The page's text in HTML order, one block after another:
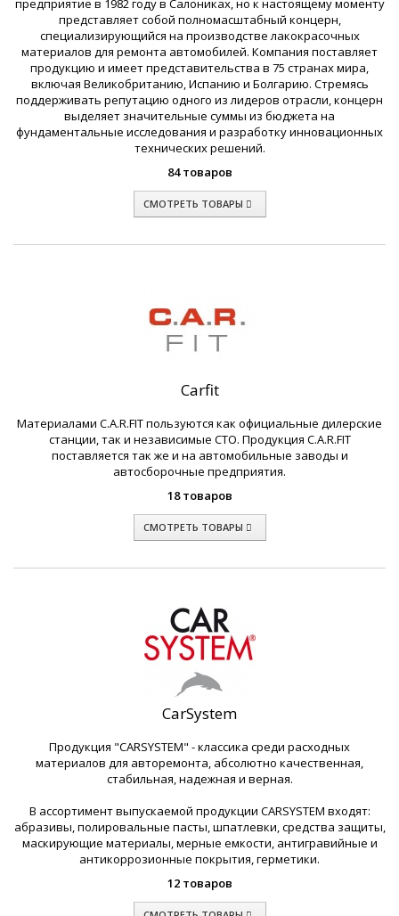
предприятие в 1982 году в Салониках, но к настоящему моменту
представляет собой полномасштабный концерн,
специализирующийся на производстве лакокрасочных
материалов для ремонта автомобилей. Компания поставляет
продукцию и имеет представительства в 75 странах мира,
включая Великобританию, Испанию и Болгарию. Стремясь
поддерживать репутацию одного из лидеров отрасли, концерн
выделяет значительные суммы из бюджета на
фундаментальные исследования и разработку инновационных
технических решений.
84 товаров
СМОТРЕТЬ ТОВАРЫ
Carfit
Материалами C.A.R.FIT пользуются как официальные дилерские
станции, так и независимые СТО. Продукция C.A.R.FIT
поставляется так же и на автомобильные заводы и
автосборочные предприятия.
18 товаров
СМОТРЕТЬ ТОВАРЫ
CarSystem
Продукция "CARSYSTEM" - классика среди расходных
материалов для авторемонта, абсолютно качественная,
стабильная, надежная и верная.
В ассортимент выпускаемой продукции CARSYSTEM входят:
абразивы, полировальные пасты, шпатлевки, средства защиты,
маскирующие материалы, мерные емкости, антигравийные и
антикоррозионные покрытия, герметики.
12 товаров